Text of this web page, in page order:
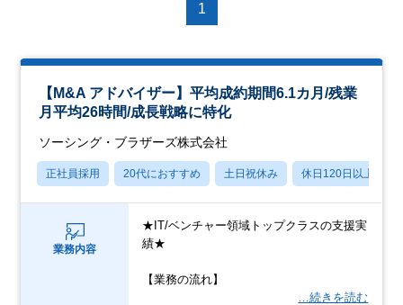
1
【M&A アドバイザー】平均成約期間6.1カ月/残業
月平均26時間/成長戦略に特化
ソーシング・ブラザーズ株式会社
正社員採用 20代におすすめ 土日祝休み 休日120日以上
業務内容
★IT/ベンチャー領域トップクラスの支援実
績★
【業務の流れ】
…続きを読む